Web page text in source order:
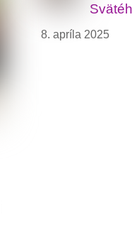
8. apríla 2025